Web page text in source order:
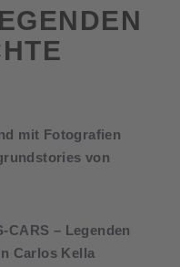
mit Fotografien
von
CARS – Legenden
Carlos Kella